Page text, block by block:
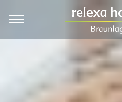
Zimmer & Preise